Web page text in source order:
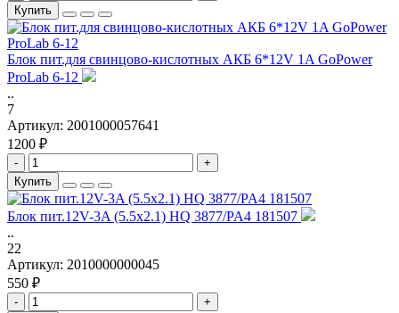
Купить
Блок пит.для свинцово-кислотных АКБ 6*12V 1A GoPower
ProLab 6-12
..
7
Артикул: 2001000057641
1200 ₽
-
+
Купить
Блок пит.12V-3A (5.5x2.1) HQ 3877/PA4 181507
..
22
Артикул: 2010000000045
550 ₽
-
+